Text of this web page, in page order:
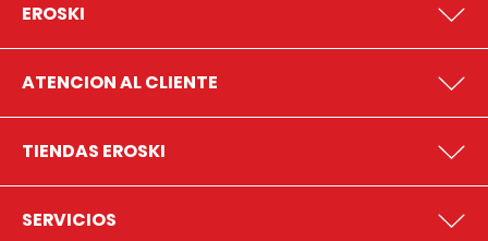
EROSKI
ATENCION AL CLIENTE
TIENDAS EROSKI
SERVICIOS